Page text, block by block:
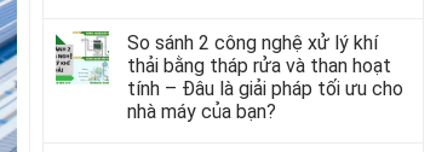
So sánh 2 công nghệ xử lý khí
thải bằng tháp rửa và than hoạt
tính – Đâu là giải pháp tối ưu cho
nhà máy của bạn?